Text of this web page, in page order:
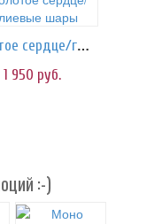
Золотое сердце/гелиевые шары
1 950 руб.
:-)